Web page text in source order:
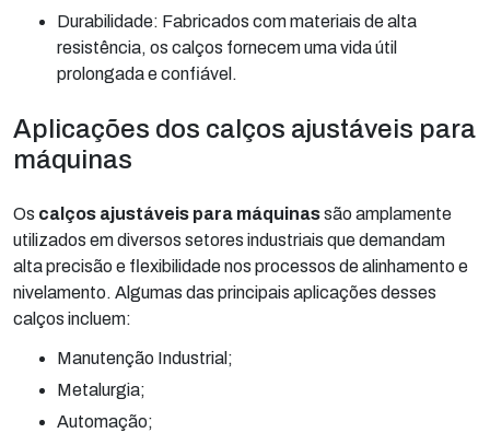
Durabilidade: Fabricados com materiais de alta
resistência, os calços fornecem uma vida útil
prolongada e confiável.
Aplicações dos calços ajustáveis para
máquinas
Os calços ajustáveis para máquinassão amplamente
utilizados em diversos setores industriais que demandam
alta precisão e flexibilidade nos processos de alinhamento e
nivelamento. Algumas das principais aplicações desses
calços incluem:
Manutenção Industrial;
Metalurgia;
Automação;